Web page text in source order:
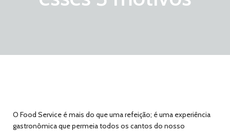
O Food Service é mais do que uma refeição; é uma experiência
gastronômica que permeia todos os cantos do nosso